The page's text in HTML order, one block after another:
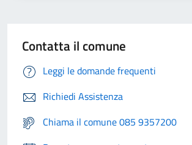
Contatta il comune
Leggi le domande frequenti
Richiedi Assistenza
Chiama il comune 085 9357200